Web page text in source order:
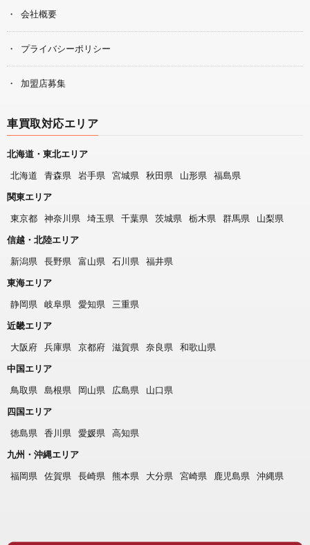
会社概要
プライバシーポリシー
加盟店募集
車買取対応エリア
北海道・東北エリア
北海道
青森県 岩手県 宮城県 秋田県 山形県
福島県
関東エリア
東京都
神奈川県 埼玉県 千葉県 茨城県 栃木県 群馬県
山梨県
信越・北陸エリア
新潟県
長野県 富山県 石川県
福井県
東海エリア
静岡県
岐阜県 愛知県
三重県
近畿エリア
大阪府
兵庫県 京都府 滋賀県 奈良県
和歌山県
中国エリア
鳥取県
島根県 岡山県 広島県
山口県
四国エリア
徳島県
香川県 愛媛県
高知県
九州・沖縄エリア
福岡県
佐賀県 長崎県 熊本県 大分県 宮崎県 鹿児島県 沖縄県